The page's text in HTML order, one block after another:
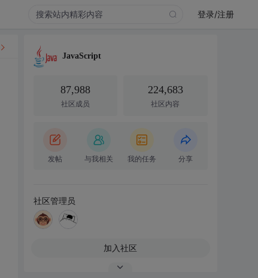
登录/注册
JavaScript
87,988
社区成员
224,683
社区内容
发帖 与我相关 我的任务 分享
社区管理员
加入社区